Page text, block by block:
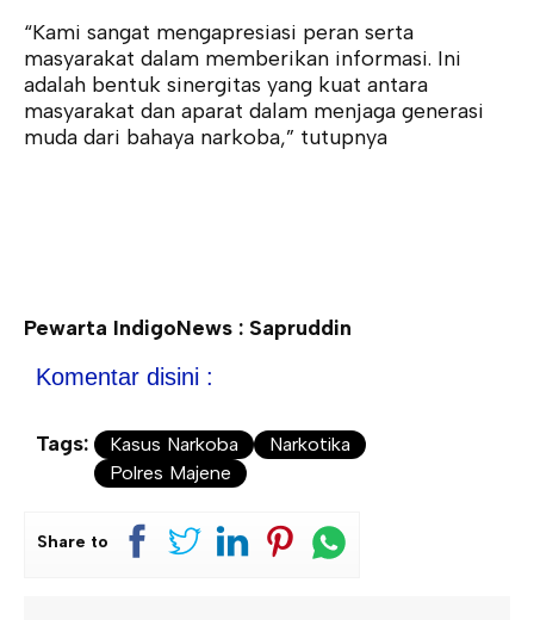
“Kami sangat mengapresiasi peran serta
masyarakat dalam memberikan informasi. Ini
adalah bentuk sinergitas yang kuat antara
masyarakat dan aparat dalam menjaga generasi
muda dari bahaya narkoba,” tutupnya
Pewarta IndigoNews : Sapruddin
Komentar disini :
Tags: Kasus Narkoba
Narkotika
Polres Majene
Share to